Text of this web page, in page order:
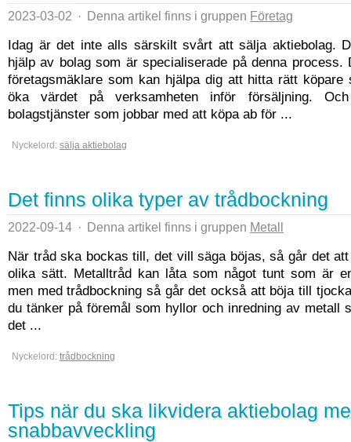
2023-03-02 · Denna artikel finns i gruppen Företag
Idag är det inte alls särskilt svårt att sälja aktiebolag.
hjälp av bolag som är specialiserade på denna process.
företagsmäklare som kan hjälpa dig att hitta rätt köpare
öka värdet på verksamheten inför försäljning.
bolagstjänster som jobbar med att köpa ab för ...
Nyckelord: sälja aktiebolag
Det finns olika typer av trådbockning
2022-09-14 · Denna artikel finns i gruppen Metall
När tråd ska bockas till, det vill säga böjas, så går det
olika sätt. Metalltråd kan låta som något tunt som är
men med trådbockning så går det också att böja till
du tänker på föremål som hyllor och inredning av metall
det ...
Nyckelord: trådbockning
Tips när du ska likvidera aktiebolag
snabbavveckling